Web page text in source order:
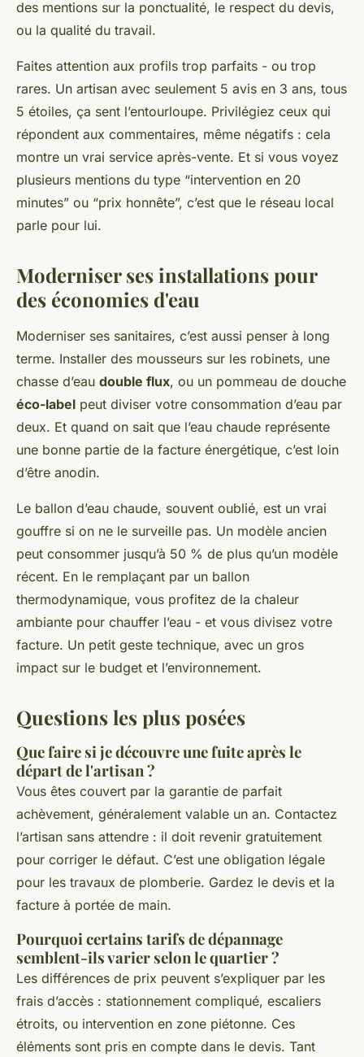
des mentions sur la ponctualité, le respect du devis,
ou la qualité du travail.
Faites attention aux profils trop parfaits - ou trop
rares. Un artisan avec seulement 5 avis en 3 ans, tous
5 étoiles, ça sent l’entourloupe. Privilégiez ceux qui
répondent aux commentaires, même négatifs : cela
montre un vrai service après-vente. Et si vous voyez
plusieurs mentions du type “intervention en 20
minutes” ou “prix honnête”, c’est que le réseau local
parle pour lui.
Moderniser ses installations pour
des économies d'eau
Moderniser ses sanitaires, c’est aussi penser à long
terme. Installer des mousseurs sur les robinets, une
chasse d’eau double flux, ou un pommeau de douche
éco-label peut diviser votre consommation d’eau par
deux. Et quand on sait que l’eau chaude représente
une bonne partie de la facture énergétique, c’est loin
d’être anodin.
Le ballon d’eau chaude, souvent oublié, est un vrai
gouffre si on ne le surveille pas. Un modèle ancien
peut consommer jusqu’à 50 % de plus qu’un modèle
récent. En le remplaçant par un ballon
thermodynamique, vous profitez de la chaleur
ambiante pour chauffer l’eau - et vous divisez votre
facture. Un petit geste technique, avec un gros
impact sur le budget et l’environnement.
Questions les plus posées
Que faire si je découvre une fuite après le
départ de l'artisan ?
Vous êtes couvert par la garantie de parfait
achèvement, généralement valable un an. Contactez
l’artisan sans attendre : il doit revenir gratuitement
pour corriger le défaut. C’est une obligation légale
pour les travaux de plomberie. Gardez le devis et la
facture à portée de main.
Pourquoi certains tarifs de dépannage
semblent-ils varier selon le quartier ?
Les différences de prix peuvent s’expliquer par les
frais d’accès : stationnement compliqué, escaliers
étroits, ou intervention en zone piétonne. Ces
éléments sont pris en compte dans le devis. Tant